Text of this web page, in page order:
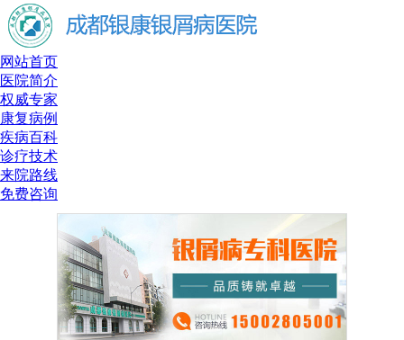
网站首页
医院简介
权威专家
康复病例
疾病百科
诊疗技术
来院路线
免费咨询